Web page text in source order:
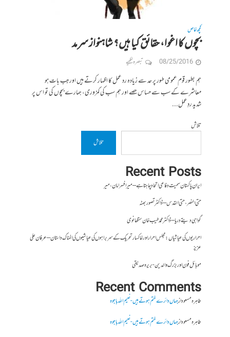
کچھ خاص
بچوں کا اغوا، حقائق کیا ہیں؟ شاہنواز سرمد
08/25/2016 تبصرہ لکھیے
ہم بطور قوم عمومی طور پر حد سے زیادہ رد عمل کا اظہار کرتے ہیں اور جب بات ہو
معاشرے کے سب سے حساس حصے اور ہم سب کی کمزوری، ہمارے بچوں کی تو اس پر
شدید ردِعمل...
تلاش
تلاش
Recent Posts
ایران پاکستان سمیت دفاعی اتحاد چاہتا ہے – میر افسر امان،میر
حتی النصر ، حتی القدس – ڈاکٹر تصور بھٹہ
گواہی دیتے دریا – ڈاکٹر محمد طیب خان سنگھانوی
احراریوں کی عیاشیاں : مجلس احرار اور خاکسار تحریک کے سربراہوں کی عیاشیوں کی المناک داستان – عرفان علی
عزیز
موبائل فون اور بزرگ والدین- بریرہ صدیقی
Recent Comments
طاہرہ مسعودازجہاں دائرے ختم ہوتے ہیں- نعیم اللہ باجوہ
طاہرہ مسعودازجہاں دائرے ختم ہوتے ہیں- نعیم اللہ باجوہ